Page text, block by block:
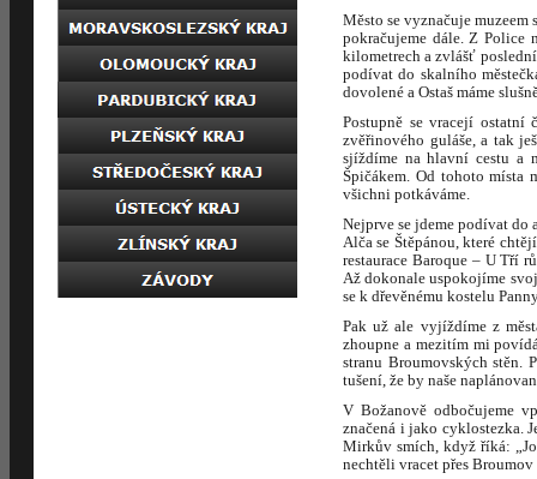
Město se vyznačuje muzeem
pokračujeme dále. Z Police
kilometrech a zvlášť
podívat do skalního
dovolené a Ostaš máme
Postupně se vracejí ostatní
zvěřinového guláše, a tak
sjíždíme na hlavní cestu a
Špičákem. Od tohoto místa
všichni potkáváme.
Nejprve se jdeme podívat do
Alča se Štěpánou, které
restaurace Baroque – U Tří
Až dokonale uspokojíme
se k dřevěnému kostelu
Pak už ale vyjíždíme z
zhoupne a mezitím mi
stranu Broumovských stěn.
tušení, že by naše
V Božanově odbočujeme
značená i jako cyklostezka.
Mirkův smích, když říká:
nechtěli vracet přes Broumov